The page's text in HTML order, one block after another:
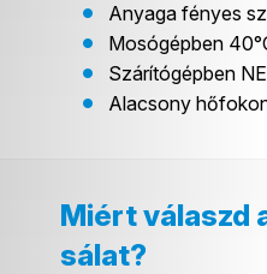
Anyaga fényes
Mosógépben
Szárítógépben
Alacsony
Miért válaszd
sálat?